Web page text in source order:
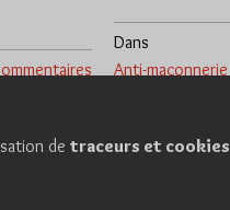
Dans
Anti-maçonnerie
de traceurs et cookies